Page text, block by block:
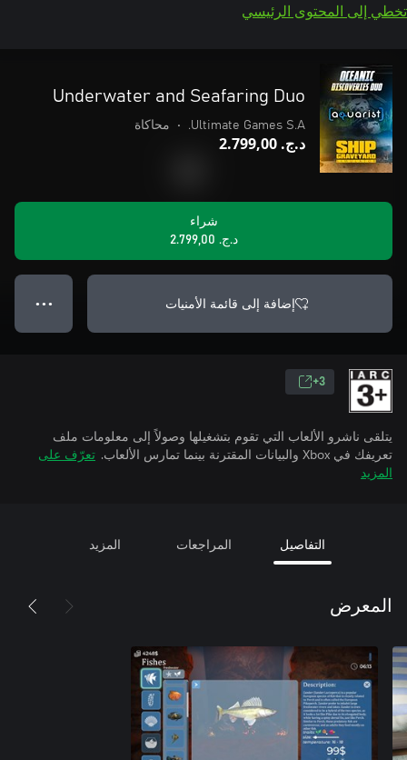
تخطي إلى المحتوى الرئيسي
Underwater and Seafaring Duo
Ultimate Games S.A.
• محاكاة
د.ج.‏ 2.799,00
شراء
د.ج.‏ 2.799,00
إضافة إلى قائمة الأمنيات ● ● ●
3+
يتلقى ناشرو الألعاب التي تقوم بتشغيلها وصولاً إلى معلومات ملف
تعريفك في Xbox والبيانات المقترنة بينما تمارس الألعاب.
تعرّف على
المزيد
التفاصيل المراجعات المزيد
المعرض